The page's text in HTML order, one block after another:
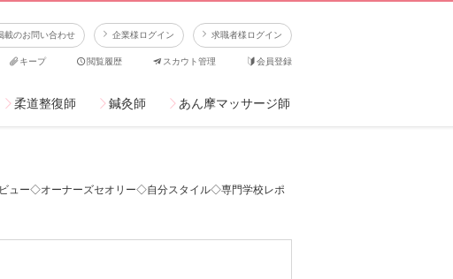
載のお問い合わせ 企業様ログイン 求職者様ログイン
キープ 閲覧履歴 スカウト管理 会員登録
柔道整復師 鍼灸師 あん摩マッサージ師
ュー◇オーナーズセオリー◇自分スタイル◇専門学校レポ